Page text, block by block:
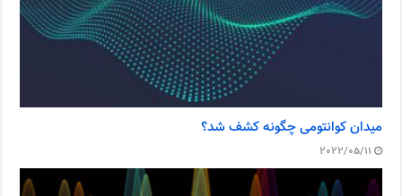
میدان کوانتومی چگونه کشف شد؟
2022/05/11